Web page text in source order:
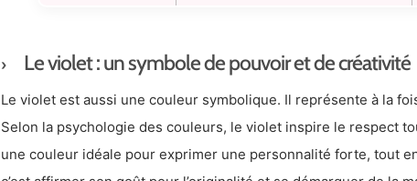
Le violet : un symbole de pouvoir et de créativité
Le violet est aussi une couleur symbolique. Il représente à la
Selon la psychologie des couleurs, le violet inspire le respect
une couleur idéale pour exprimer une personnalité forte, tout